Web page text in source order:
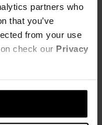
partners who
that you’ve
from your use
check our Privacy
50cm 52cm
55cm 57cm
40.5cm
-Kontakt
,Produkty,Doły